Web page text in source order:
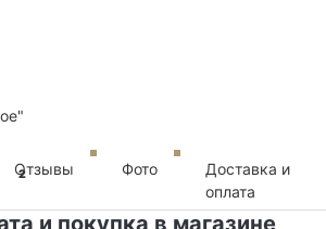
Отзывы
2 Фото
Доставка и
оплата